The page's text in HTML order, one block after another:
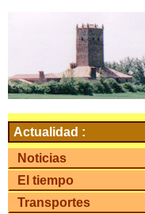
Actualidad :
Noticias
El tiempo
Transportes